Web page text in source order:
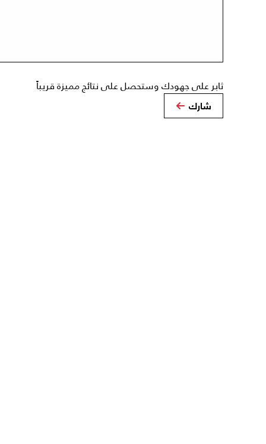
ثابر على جهودك وستحصل على نتائج مميزة قريباً
شارك